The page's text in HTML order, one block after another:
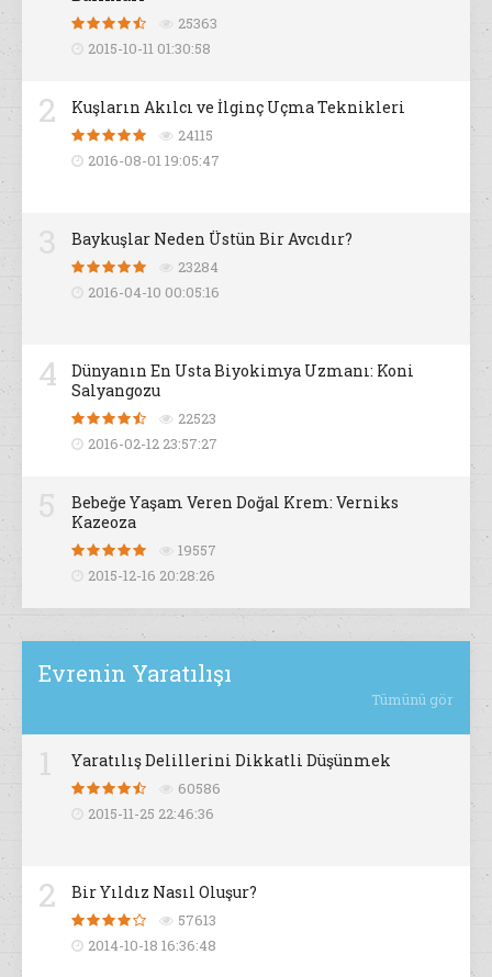
25363
2015-10-11 01:30:58
2 Kuşların Akılcı ve İlginç Uçma Teknikleri
24115
2016-08-01 19:05:47
Baykuşlar Neden Üstün Bir Avcıdır?
23284
2016-04-10 00:05:16
4
Dünyanın En Usta Biyokimya Uzmanı: Koni
Salyangozu
22523
2016-02-12 23:57:27
Bebeğe Yaşam Veren Doğal Krem: Verniks
Kazeoza
19557
2015-12-16 20:28:26
Evrenin Yaratılışı
Tümünü gör
Yaratılış Delillerini Dikkatli Düşünmek
60586
2015-11-25 22:46:36
2 Bir Yıldız Nasıl Oluşur?
57613
2014-10-18 16:36:48